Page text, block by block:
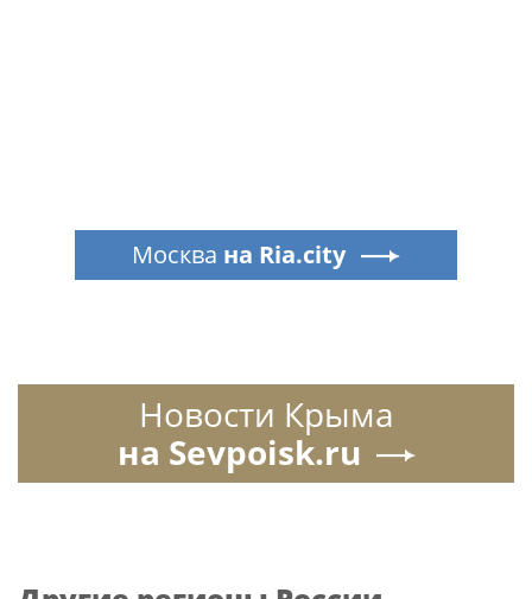
Москва на Ria.city
Новости Крыма
на Sevpoisk.ru